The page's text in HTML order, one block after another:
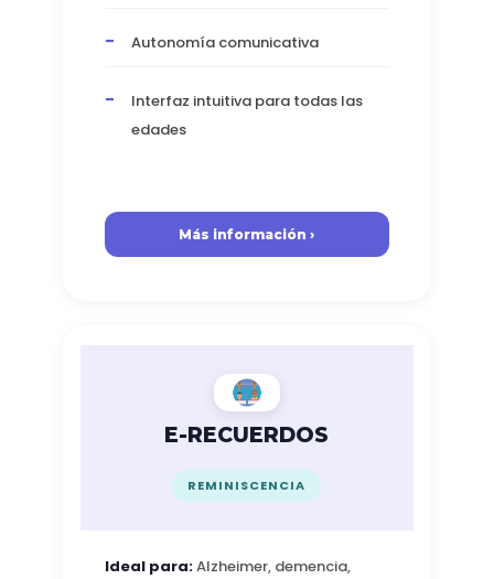
Autonomía comunicativa
Interfaz intuitiva para todas las
edades
Más información ›
E-RECUERDOS
REMINISCENCIA
Ideal para:Alzheimer, demencia,